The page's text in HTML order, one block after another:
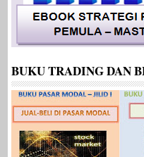
BUKU TRADING DAN